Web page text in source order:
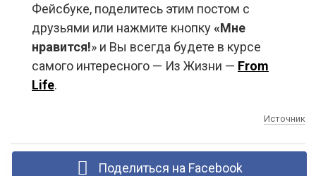
Фейсбуке, поделитесь этим постом с
друзьями или нажмите кнопку«Мне
нравится!» и Вы всегда будете в курсе
самого интересного — Из Жизни — From
Life.
Источник
Поделиться на Facebook